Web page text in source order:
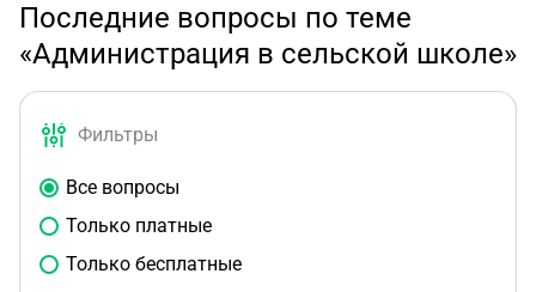
Последние вопросы по теме
«Администрация в сельской школе»
Фильтры
Все вопросы
Только платные
Только бесплатные